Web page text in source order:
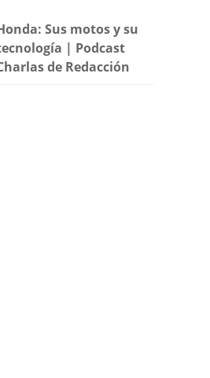
Sus motos y su
| Podcast
de Redacción